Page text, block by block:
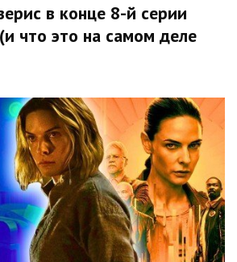
в конце 8-й серии
что это на самом деле